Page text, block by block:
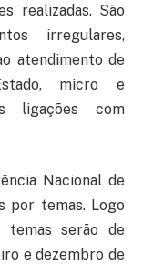
realizadas. São
irregulares,
atendimento de
micro e
ligações com
Nacional de
por temas. Logo
temas serão de
e dezembro de